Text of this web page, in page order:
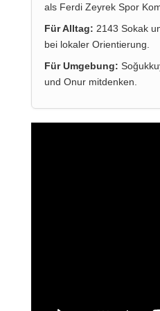
als Ferdi Zeyrek Spor
Für Alltag: 2143 Sokak
bei lokaler Orientierung.
Für Umgebung:
und Onur mitdenken.